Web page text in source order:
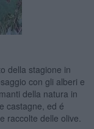
della stagione in
con gli alberi e
della natura in
castagne, ed é
raccolte delle olive.